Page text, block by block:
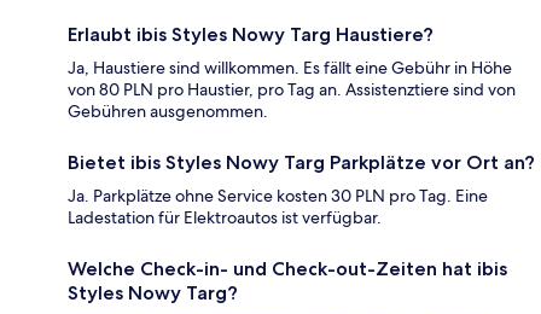
Erlaubt ibis Styles Nowy Targ Haustiere?
Ja, Haustiere sind willkommen. Es fällt eine Gebühr in Höhe
von 80 PLN pro Haustier, pro Tag an. Assistenztiere sind von
Gebühren ausgenommen.
Bietet ibis Styles Nowy Targ Parkplätze vor Ort an?
Ja. Parkplätze ohne Service kosten 30 PLN pro Tag. Eine
Ladestation für Elektroautos ist verfügbar.
Welche Check-in- und Check-out-Zeiten hat ibis
Styles Nowy Targ?